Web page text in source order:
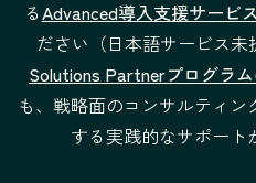
サービスの条件
提
モ
るAdvanced導入支援サービ
ださい（日本語サービス未
Solutions Partnerプログラ
も、戦略面のコンサルティ
する実践的なサポート